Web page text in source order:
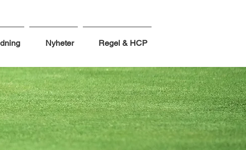
Nyheter Regel & HCP